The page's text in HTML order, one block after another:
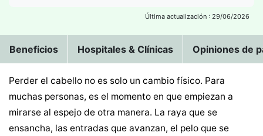
Última actualización : 29/06/2026
Beneficios Hospitales & Clínicas Opiniones de
Perder el cabello no es solo un cambio físico. Para
muchas personas, es el momento en que empiezan a
mirarse al espejo de otra manera. La raya que se
ensancha, las entradas que avanzan, el pelo que se